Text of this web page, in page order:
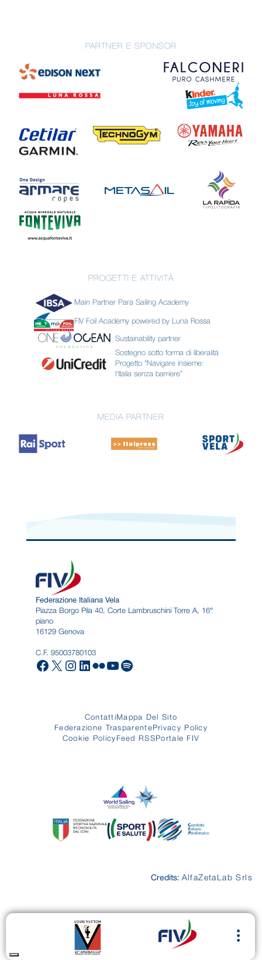
PARTNER E SPONSOR
PROGETTI E ATTIVITÀ
Main Partner Para Sailing Academy
FIV Foil Academy powered by Luna Rossa
Sustainability partner
Sostegno sotto forma di liberalità
Progetto “Navigare insieme:
l'Italia senza barriere”
MEDIA PARTNER
Federazione Italiana Vela
Piazza Borgo Pila 40, Corte Lambruschini Torre A, 16°
piano
16129 Genova
C.F. 95003780103
Facebook
X Instagram
LinkedIn
Flickr
YouTube
Spotify
Contatti Mappa Del Sito
Federazione TrasparentePrivacy Policy
Cookie Policy Feed RSSPortale FIV
Credits: AlfaZetaLab Srls